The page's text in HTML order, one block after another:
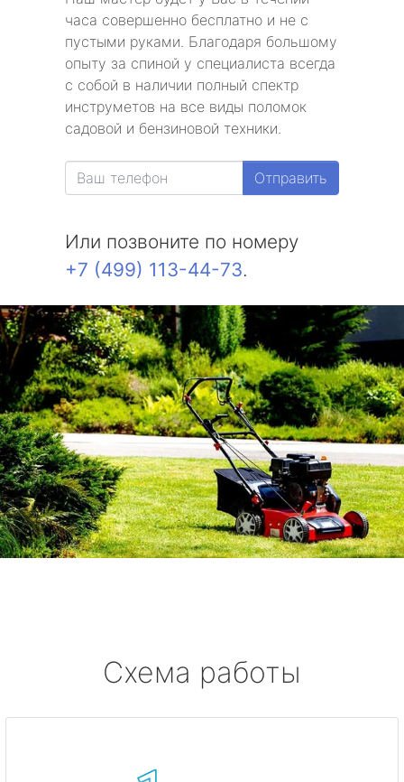
часа совершенно бесплатно и не с
пустыми руками. Благодаря большому
опыту за спиной у специалиста всегда
с собой в наличии полный спектр
инструметов на все виды поломок
садовой и бензиновой техники.
Отправить
Или позвоните по номеру
+7 (499) 113-44-73.
Схема работы